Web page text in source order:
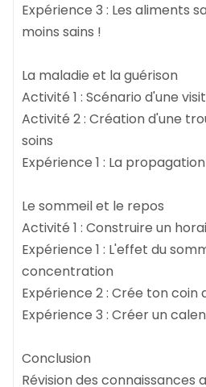
Expérience 3 : Les aliments
moins sains !
La maladie et la guérison
Activité 1 : Scénario d'une
Activité 2 : Création d'une
soins
Expérience 1 : La
Le sommeil et le repos
Activité 1 : Construire un
Expérience 1 : L'effet du
concentration
Expérience 2 : Crée ton coin
Expérience 3 : Créer un
Conclusion
Révision des connaissances